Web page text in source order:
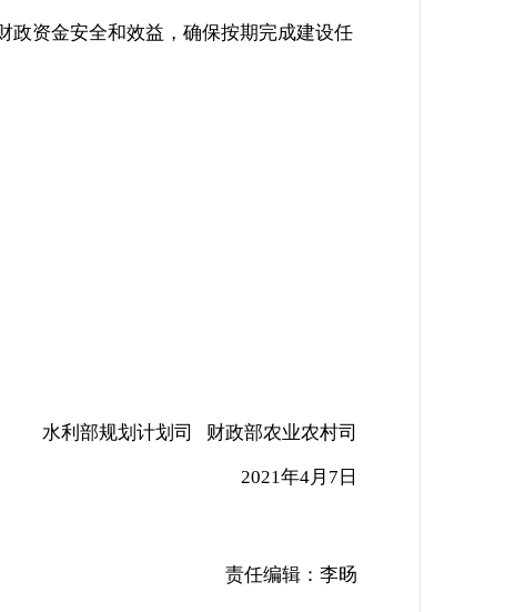
政资金安全和效益，确保按期完成建设任
水利部规划计划司 财政部农业农村司
2021年4月7日
责任编辑：李旸